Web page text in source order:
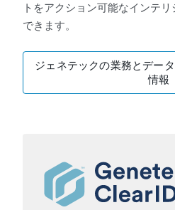
トをアクション可能なインテ
できます。
ジェネテックの業務とデー
情報